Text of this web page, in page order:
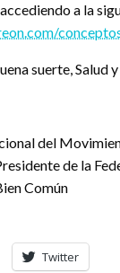
a la
suerte, Salud
del
de la
Común
Twitter